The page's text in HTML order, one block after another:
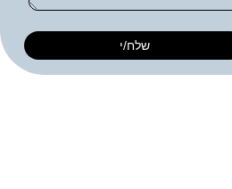
שלח/י